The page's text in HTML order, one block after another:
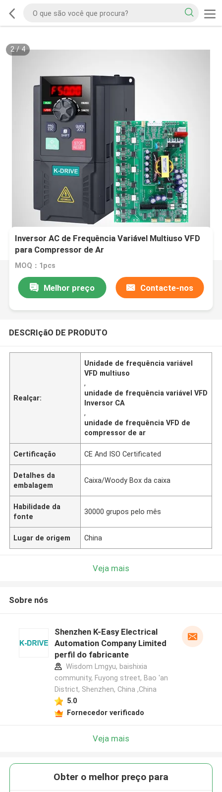
2/4
Inversor AC de Frequência Variável Multiuso VFD
para Compressor de Ar
MOQ：1pcs
Melhor preço Contacte-nos
DESCRIçãO DE PRODUTO
Realçar:
Unidade de frequência variável
VFD multiuso
,
unidade de frequência variável VFD
Inversor CA
,
unidade de frequência VFD de
compressor de ar
Certificação CE And ISO Certificated
Detalhes da
embalagem
Caixa/Woody Box da caixa
Habilidade da
fonte
30000 grupos pelo mês
Lugar de origem China
Veja mais
Sobre nós
Shenzhen K-Easy Electrical
Automation Company Limited
perfil do fabricante
Wisdom Lmgyu, baishixia
community, Fuyong street, Bao 'an
District, Shenzhen, China ,China
5.0
Fornecedor verificado
Veja mais
Obter o melhor preço para